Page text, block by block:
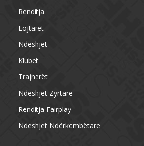
Renditja
Lojtarët
Ndeshjet
Klubet
Trajnerët
Ndeshjet Zyrtare
Renditja Fairplay
Ndeshjet Ndërkombëtare